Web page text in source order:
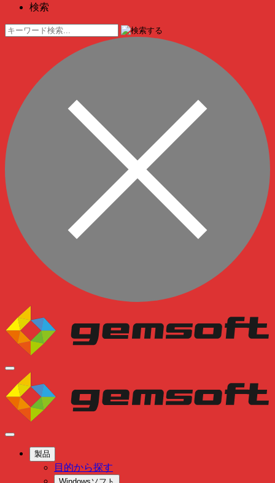
検索
製品
目的から探す